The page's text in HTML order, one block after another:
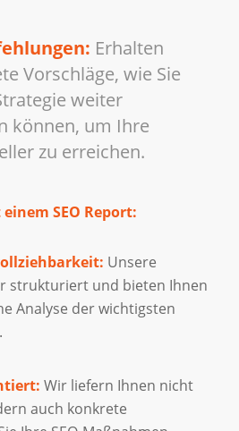
Erhalten
Vorschläge, wie Sie
weiter
können, um Ihre
zu erreichen.
SEO Report:
Unsere
strukturiert und bieten Ihnen
Analyse der wichtigsten
Wir liefern Ihnen nicht
auch konkrete